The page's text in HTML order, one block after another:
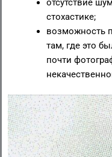
отсутствие
стохастике;
возможность
там, где это
почти